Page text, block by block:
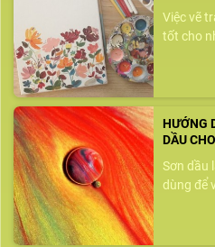
Việc vẽ
tốt cho
HƯỚNG
DẦU
Sơn dầu
dùng để